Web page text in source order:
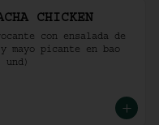
CHICKEN
con ensalada de
mayo picante en bao
und)